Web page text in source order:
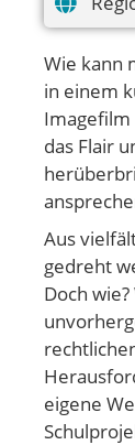
Wie kann
in einem
Imagefilm
das Flair
Aus
gedreht
Doch
eigene